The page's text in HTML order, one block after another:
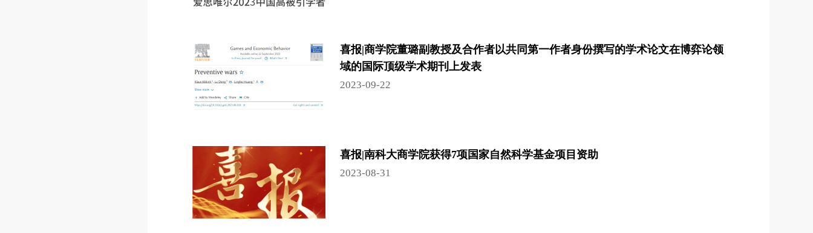
喜报|商学院董璐副教授及合作者以共同第一作者身份撰写的学术论文在博弈论领
域的国际顶级学术期刊上发表
2023-09-22
喜报|南科大商学院获得7项国家自然科学基金项目资助
2023-08-31